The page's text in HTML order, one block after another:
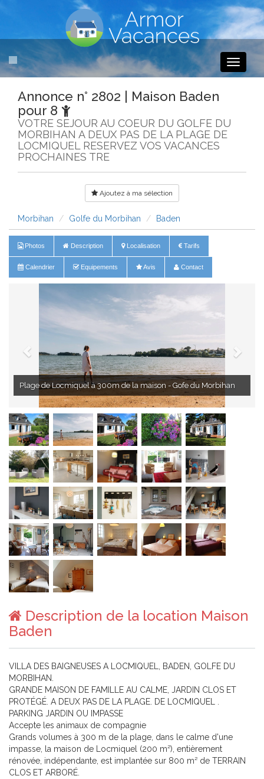
Toggle
Annonce n° 2802 | Maison Baden
pour 8
VOTRE SEJOUR AU COEUR DU GOLFE DU
MORBIHAN A DEUX PAS DE LA PLAGE DE
LOCMIQUEL RESERVEZ VOS VACANCES
PROCHAINES TRE
Ajoutez à ma sélection
Morbihan Golfe du Morbihan Baden
Photos Description Localisation Tarifs
Calendrier Equipements Avis Contact
à 300m de la maison - Gofe du Morbihan Repas et détente dans
Description de la location Maison
Baden
VILLA DES BAIGNEUSES A LOCMIQUEL, BADEN, GOLFE DU
MORBIHAN.
GRANDE MAISON DE FAMILLE AU CALME, JARDIN CLOS ET
PROTÉGÉ. A DEUX PAS DE LA PLAGE. DE LOCMIQUEL .
PARKING JARDIN OU IMPASSE
Accepte les animaux de compagnie
Grands volumes à 300 m de la plage, dans le calme d'une
impasse, la maison de Locmiquel (200 m²), entièrement
rénovée, indépendante, est implantée sur 800 m² de TERRAIN
CLOS ET ARBORÉ.